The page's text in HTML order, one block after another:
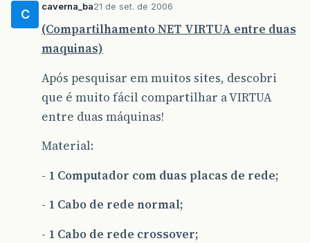
C
caverna_ba21 de set. de 2006
(Compartilhamento NET VIRTUA entre duas
maquinas)
Após pesquisar em muitos sites, descobri
que é muito fácil compartilhar a VIRTUA
entre duas máquinas!
Material:
- 1 Computador com duas placas de rede;
- 1 Cabo de rede normal;
- 1 Cabo de rede crossover;